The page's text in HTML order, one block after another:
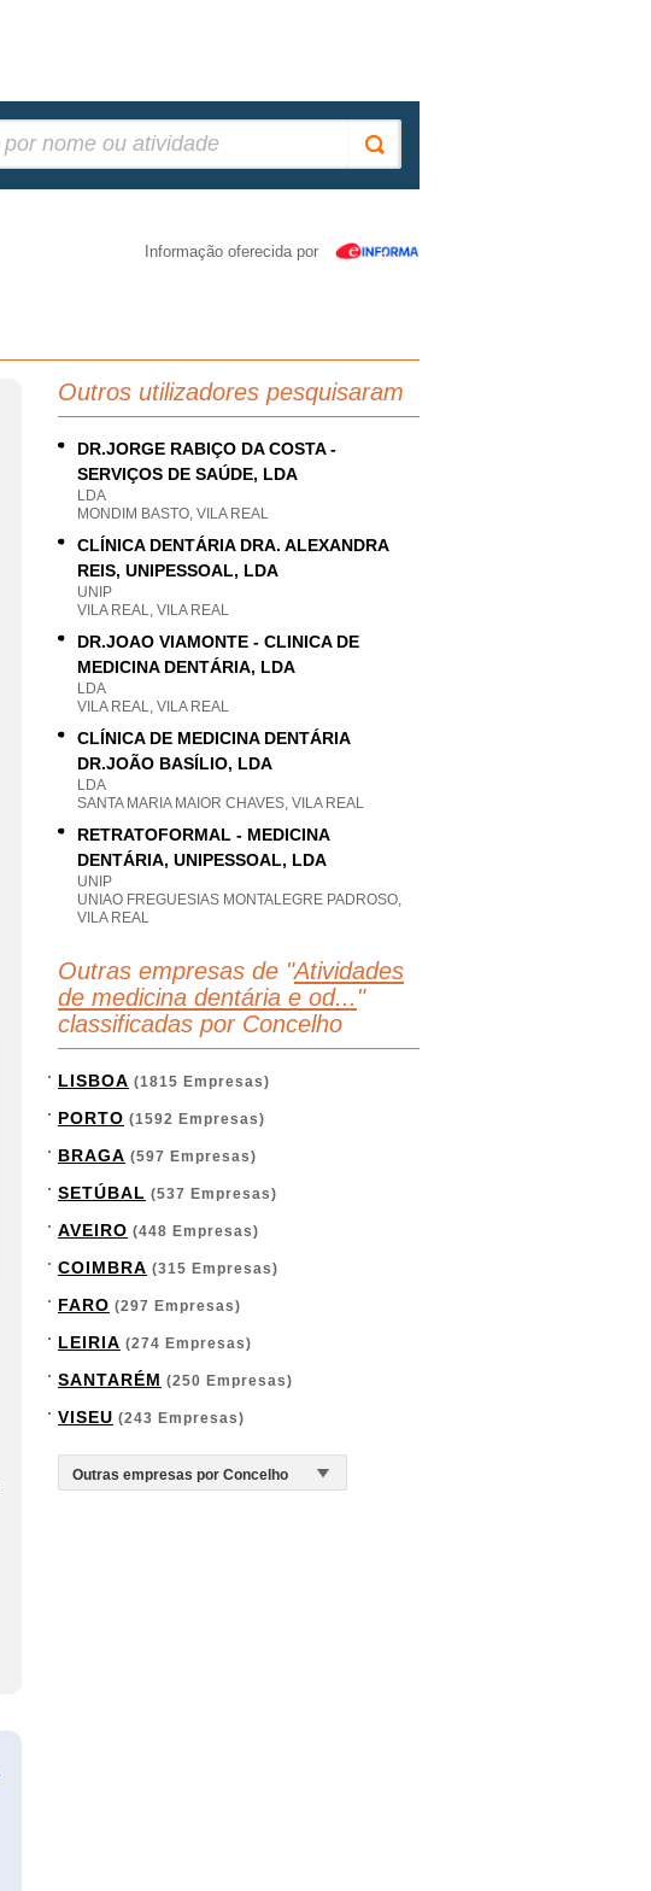
Informação oferecida por
Outros utilizadores pesquisaram
DR.JORGE RABIÇO DA COSTA -
SERVIÇOS DE SAÚDE, LDA
LDA
MONDIM BASTO, VILA REAL
CLÍNICA DENTÁRIA DRA. ALEXANDRA
REIS, UNIPESSOAL, LDA
UNIP
VILA REAL, VILA REAL
DR.JOAO VIAMONTE - CLINICA DE
MEDICINA DENTÁRIA, LDA
LDA
VILA REAL, VILA REAL
CLÍNICA DE MEDICINA DENTÁRIA
DR.JOÃO BASÍLIO, LDA
LDA
SANTA MARIA MAIOR CHAVES, VILA REAL
RETRATOFORMAL - MEDICINA
DENTÁRIA, UNIPESSOAL, LDA
UNIP
UNIAO FREGUESIAS MONTALEGRE PADROSO,
VILA REAL
Outras empresas de "Atividades
de medicina dentária e od... "
classificadas por Concelho
LISBOA (1815 Empresas)
PORTO (1592 Empresas)
BRAGA (597 Empresas)
SETÚBAL (537 Empresas)
AVEIRO (448 Empresas)
COIMBRA (315 Empresas)
FARO (297 Empresas)
LEIRIA (274 Empresas)
SANTARÉM (250 Empresas)
VISEU (243 Empresas)